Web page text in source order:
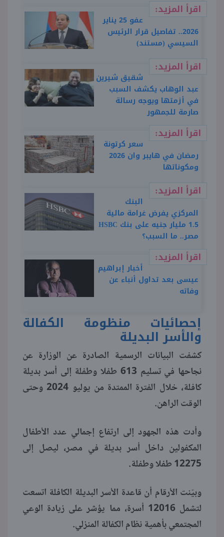
اقرأ المزيد:
عفو 25 يناير
2026.. تفاصيل قرار الرئيس
السيسي (مستند)
اقرأ المزيد:
شقيق شيرين
عبد الوهاب يكشف السبب
في أزمتها ويوجه رسالة
صارمة للجمهور
اقرأ المزيد:
سعر كرتونة
رمضان في هايبر وان 2026
ومكوناتها
اقرأ المزيد:
البنك
المركزي يفرض غرامة مالية
1.5 مليار جنيه على بنك HSBC
مصر.. ما السبب؟
اقرأ المزيد:
أخبار إبراهيم
عيسى بعد تداول أنباء عن
وفاته
إحصائيات منظومة الكفالة
والأسر البديلة
كشفت البيانات الرسمية الصادرة عن الوزارة عن
نجاحها في تسليم 613 طفلا وطفلة إلى أسر بديلة
كافلة، خلال الفترة الممتدة من يوليو 2024 وحتى
الوقت الراهن.
وأدت هذه الجهود إلى ارتفاع إجمالي عدد الأطفال
المكفولين داخل أسر بديلة في مصر، ليصل إلى
12275 طفلا وطفلة.
وبيّنت الأرقام أن قاعدة الأسر البديلة الكافلة اتسعت
لتشمل 12016 أسرة، مما يؤشر على زيادة الوعي
المجتمعي بأهمية نظام الكفالة المنزلي.